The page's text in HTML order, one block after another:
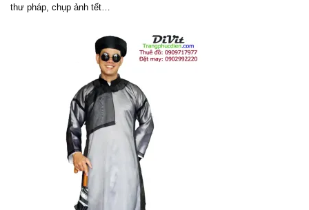
thư pháp, chụp ảnh tết…